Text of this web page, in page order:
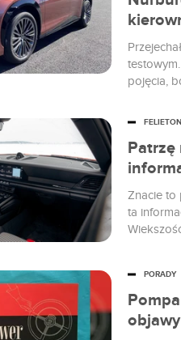
pojęcia,
Patrzę
Znacie to
ta
PORADY